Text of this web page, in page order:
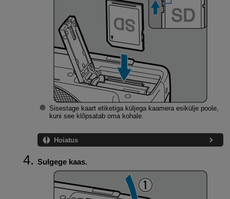
Sisestage kaart etiketiga küljega kaamera esikülje poole,
kuni see klõpsatab oma kohale.
Hoiatus
Sulgege kaas.